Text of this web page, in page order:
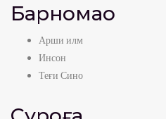
Барномаҳо
Арши илм
Инсон
Теғи Сино